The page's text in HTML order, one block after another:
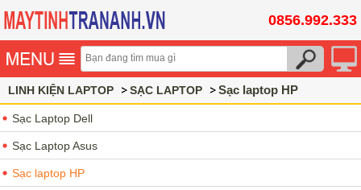
0856.992.333
LINH KIỆN LAPTOP SẠC LAPTOP Sạc laptop HP
Sạc Laptop Dell
Sạc Laptop Asus
Sạc laptop HP